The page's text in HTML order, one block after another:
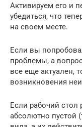
Активируем его и
убедиться, что
на своем месте.
Если вы
проблемы, а
все еще актуален,
возникновения
Если рабочий стол
абсолютно пустой